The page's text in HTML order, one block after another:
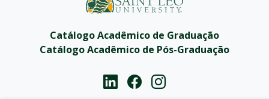
Catálogo Acadêmico de Graduação
Catálogo Acadêmico de Pós-Graduação